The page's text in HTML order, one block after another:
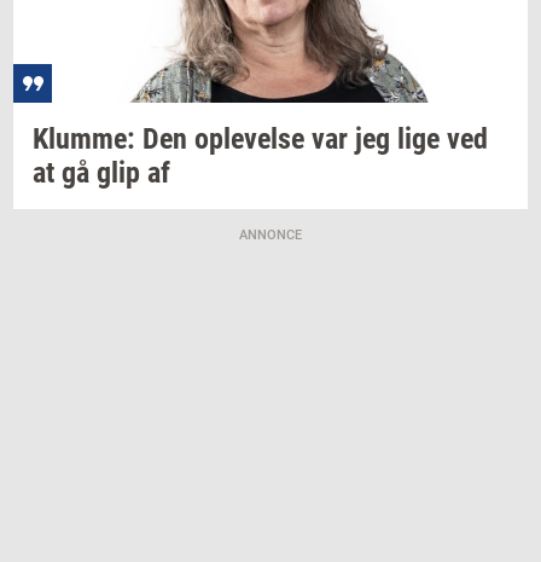
Klum­me: Den op­le­vel­se var jeg lige ved
at gå glip af
ANNONCE